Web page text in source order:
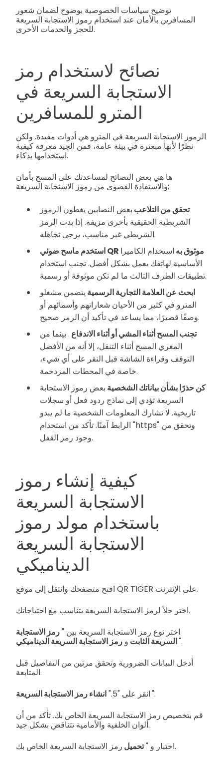
توضيح سياسات الخصوصية بوضوح لضمان شعور
المسافرين بالأمان عند استخدام رموز الاستجابة السريعة
للحجز والخدمات الأخرى.
نصائح لاستخدام رمز
الاستجابة السريعة في
المترو للمسافرين
الرموز الاستجابة السريعة في المترو هي أدوات مفيدة. ولكن
نظرًا لأنها مبعثرة في بيئة عامة، فمن الجيد معرفة كيفية
استخدامها بذكاء.
ها هي بعض النصائح لمساعدتك على المسح بأمان
والاستفادة القصوى من رموز الاستجابة السريعة:
تحقق من التلاعب بعض النصابين يغطون الرموز
الشريطية الحقيقية بأخرى مزيفة. إذا بدت الرمز
الشريطي غير مناسب، يرجى تجاهله.
استخدم ماسح ضوئي QR موثوق به استخدام الكاميرا
الأساسية لهاتفك يعمل بشكل أفضل. تجنب استخدام
تطبيقات الطرف الثالث ما لم تكن موثوقة أو رسمية.
ابحث عن العلامة التجارية الرسميةيتضمن مشغلو
المترو في كثير من الأحيان شعاراتهم وأسمائهم أو
وصفًا قصيرًا، مما يساعد في تأكيد أن الرمز صحيح.
تجنب المسح أثناء المشي أو أثناء الاندفاع . بينما من
المغري المسح أثناء التنقل، إلا أنه من الأفضل
التوقف وقراءة الشاشة قبل النقر على أي شيء،
خاصة في المحطات المزدحمة.
كن حذرًا بشأن بياناتك الشخصية بعض رموز الاستجابة
السريعة تؤدي إلى نماذج ردود فعل أو سجلات
تاريخية. لا تشارك المعلومات الشخصية ما لم يبدو
الرابط آمنًا. تأكد من استخدام "https" وتحقق من
وجود رمز القفل.
كيفية إنشاء رموز
الاستجابة السريعة
باستخدام مولد رموز
الاستجابة السريعة
الديناميكي
افتح متصفحك وانتقل إلى موقع QR TIGER على الإنترنت.
اختر حلاً لرمز الاستجابة السريعة يتناسب مع احتياجاتك.
اختر نوع رمز الاستجابة السريعة بين "رمز الاستجابة
السريعة الثابت و
".
أدخل البيانات الضرورية وتحقق مرتين من التفاصيل قبل
المتابعة.
انقر على "5."".
قم بتخصيص رمز الاستجابة السريعة الخاص بك. تأكد من أن
ألوان الخلفية والأمامية تتناقض بشكل جيد.
اختبار و "تحميل
رمز الاستجابة السريعة الخاص بك.